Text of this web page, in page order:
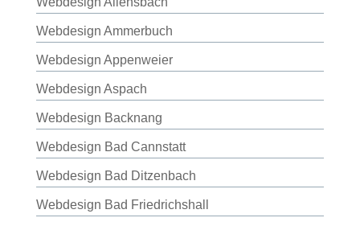
Webdesign Ammerbuch
Webdesign Appenweier
Webdesign Aspach
Webdesign Backnang
Webdesign Bad Cannstatt
Webdesign Bad Ditzenbach
Webdesign Bad Friedrichshall